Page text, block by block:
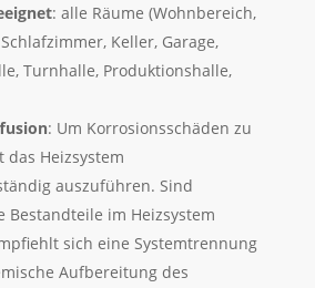
: alle Räume (Wohnbereich,
Keller, Garage,
Turnhalle, Produktionshalle,
: Um Korrosionsschäden zu
das Heizsystem
auszuführen. Sind
Bestandteile im Heizsystem
sich eine Systemtrennung
Aufbereitung des